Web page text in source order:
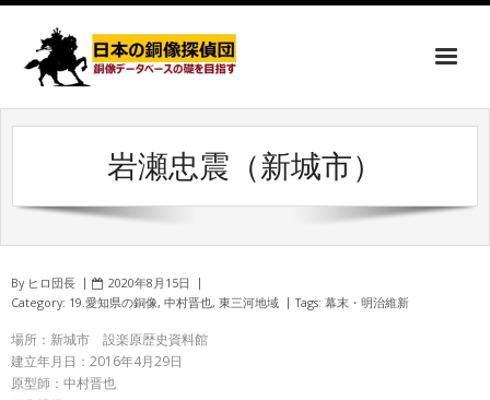
岩瀬忠震（新城市）
By ヒロ団長
2020年8月15日
Category: 19.愛知県の銅像, 中村晋也, 東三河地域 Tags: 幕末・明治維新
場所：新城市 設楽原歴史資料館
建立年月日：2016年4月29日
原型師：中村晋也